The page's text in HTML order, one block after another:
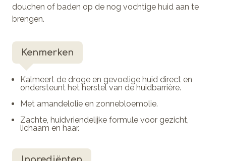
douchen of baden op de nog vochtige huid aan te
brengen.
Kenmerken
Kalmeert de droge en gevoelige huid direct en
ondersteunt het herstel van de huidbarrière.
Met amandelolie en zonnebloemolie.
Zachte, huidvriendelijke formule voor gezicht,
lichaam en haar.